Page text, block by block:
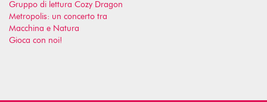
Gruppo di lettura Cozy Dragon
Metropolis: un concerto tra
Macchina e Natura
Gioca con noi!